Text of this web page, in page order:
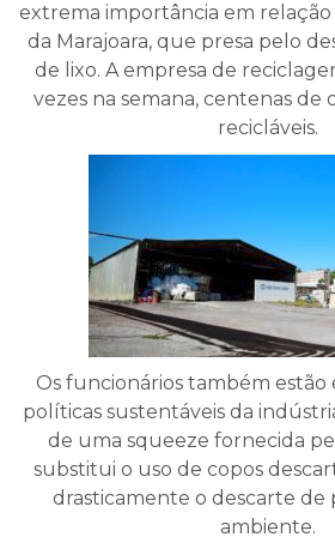
extrema importância em relação
da Marajoara, que presa pelo
de lixo. A empresa de
vezes na semana, centenas de
recicláveis.
Os funcionários também estão
políticas sustentáveis da
de uma squeeze fornecida
substitui o uso de copos
drasticamente o descarte de
ambiente.